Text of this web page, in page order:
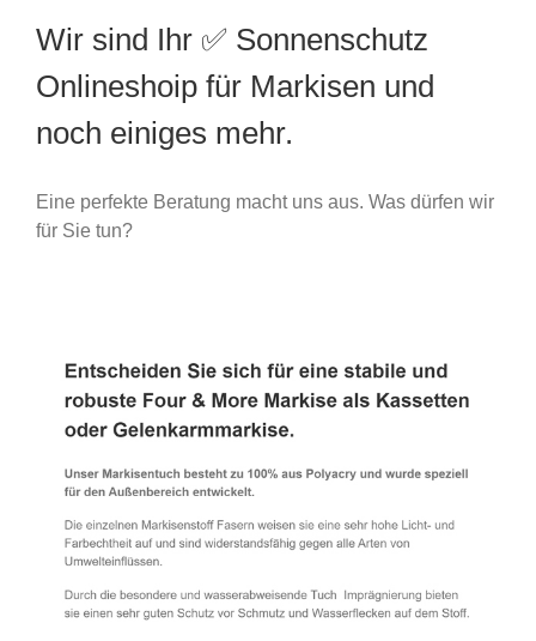
Wir sind Ihr ✅ Sonnenschutz
Onlineshoip für Markisen und
noch einiges mehr.
Eine perfekte Beratung macht uns aus. Was dürfen wir
für Sie tun?